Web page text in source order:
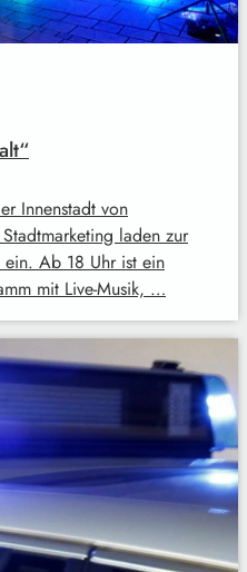
Innenstadt von
laden zur
Ab 18 Uhr ist ein
mit Live-Musik, …